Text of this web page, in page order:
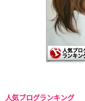
人気ブログランキング